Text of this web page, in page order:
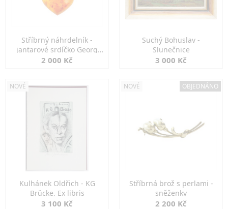
Stříbrný náhrdelník -
jantarové srdíčko Georg
Kramer
2 000 Kč
Suchý Bohuslav -
Slunečnice
3 000 Kč
NOVÉ
Kulhánek Oldřich - KG
Brücke, Ex libris
3 100 Kč
NOVÉ OBJEDNÁNO
Stříbrná brož s perlami -
sněženky
2 200 Kč